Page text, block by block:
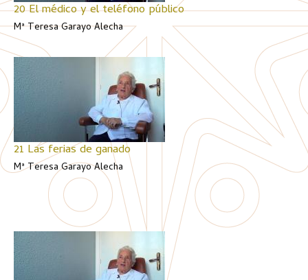
20 El médico y el teléfono público
Mª Teresa Garayo Alecha
21 Las ferias de ganado
Mª Teresa Garayo Alecha